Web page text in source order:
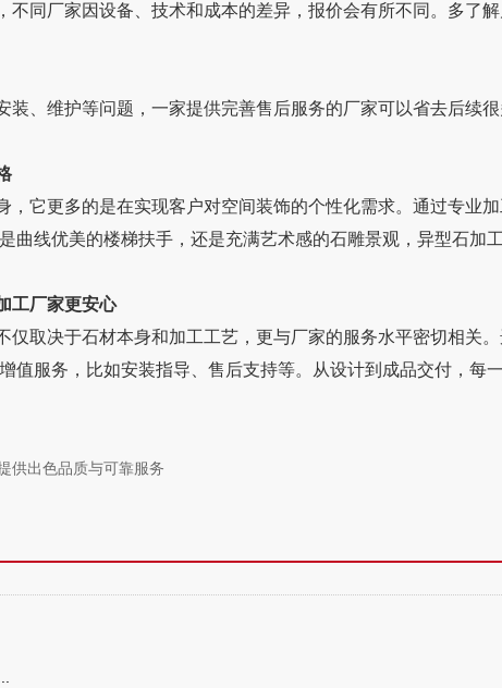
同厂家因设备、技术和成本的差异，报价会有所不同。
、维护等问题，一家提供完善售后服务的厂家可以省去后续很多
，它更多的是在实现客户对空间装饰的个性化需求。通过专业
曲线优美的楼梯扶手，还是充满艺术感的石雕景观，异型石加
工厂家更安心
取决于石材本身和加工工艺，更与厂家的服务水平密切相关
服务，比如安装指导、售后支持等。从设计到成品交付
提供出色品质与可靠服务